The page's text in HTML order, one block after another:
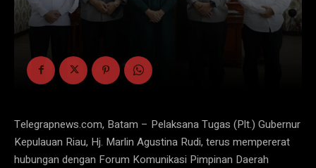
Telegrapnews.com, Batam – Pelaksana Tugas (Plt.) Gubernur
Kepulauan Riau, Hj. Marlin Agustina Rudi, terus mempererat
hubungan dengan Forum Komunikasi Pimpinan Daerah